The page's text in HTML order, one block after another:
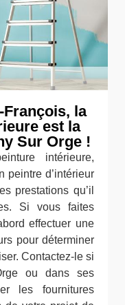
la
est la
Sur Orge !
intérieure,
peintre d’intérieur
prestations qu’il
Si vous faites
effectuer une
pour déterminer
Contactez-le si
ou dans ses
les fournitures